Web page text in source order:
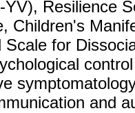
YV), Resilience
Children's
Scale for
and